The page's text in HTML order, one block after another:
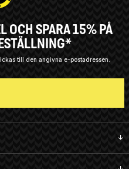
OCH SPARA 15% PÅ
till den angivna e-postadressen.